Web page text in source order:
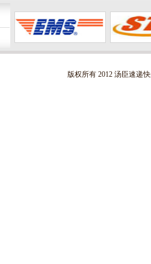
版权所有 2012 汤臣速递